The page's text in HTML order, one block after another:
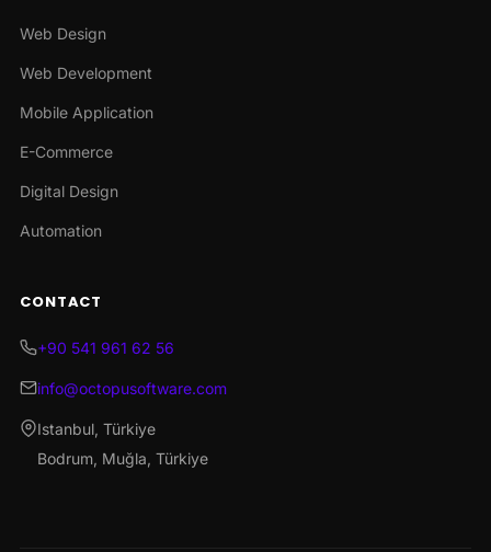
Web Design
Web Development
Mobile Application
E-Commerce
Digital Design
Automation
CONTACT
+90 541 961 62 56
info@octopusoftware.com
Istanbul, Türkiye
Bodrum, Muğla, Türkiye